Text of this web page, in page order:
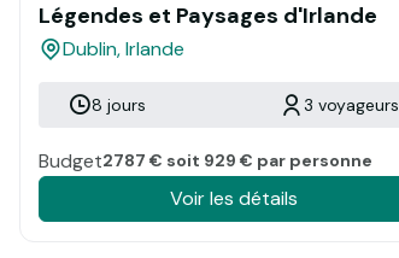
Légendes et Paysages d'Irlande
Dublin, Irlande
8 jours 3 voyageurs
Budget2787 € soit 929 € par personne
Voir les détails